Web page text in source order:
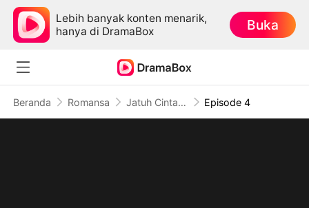
Lebih banyak konten menarik,
hanya di DramaBox
Buka
Beranda Romansa Jatuh Cinta pada Berandal Berjas Episode 4